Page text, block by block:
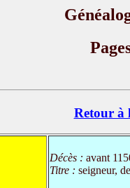
Retour à
Décès : avant
Titre : seigneur,